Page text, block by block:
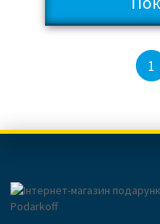
1